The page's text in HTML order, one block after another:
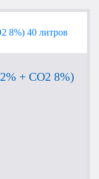
+ CO2 8%)